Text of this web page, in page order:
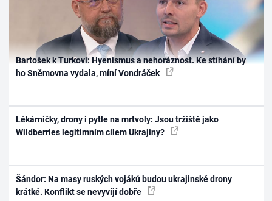
Bartošek k Turkovi: Hyenismus a nehoráznost. Ke stíhání by
ho Sněmovna vydala, míní Vondráček
Lékárničky, drony i pytle na mrtvoly: Jsou tržiště jako
Wildberries legitimním cílem Ukrajiny?
Šándor: Na masy ruských vojáků budou ukrajinské drony
krátké. Konflikt se nevyvíjí dobře